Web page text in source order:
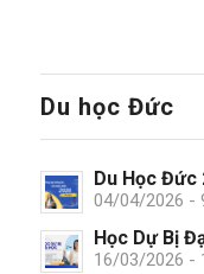
Du học Đức
Du Học Đức
04/04/2026 -
Học Dự Bị
16/03/2026 -